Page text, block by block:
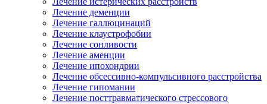
Лечение деменции
Лечение галлюцинаций
Лечение клаустрофобии
Лечение сонливости
Лечение аменции
Лечение ипохондрии
Лечение обсессивно-компульсивного расстройства
Лечение гипомании
Лечение посттравматического стрессового